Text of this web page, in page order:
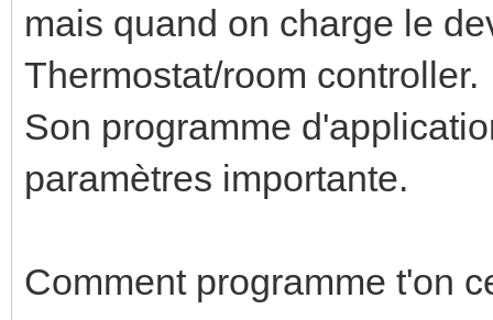
mais quand on charge le
Thermostat/room controller.
Son programme
paramètres importante.
Comment programme t'on